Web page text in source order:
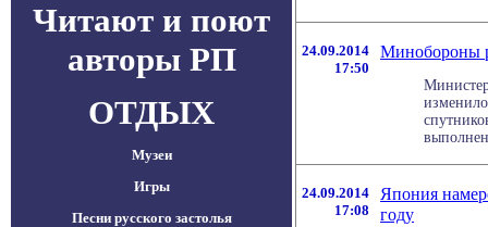
Читают и поют
авторы РП
ОТДЫХ
Музеи
Игры
Песни русского застолья
24.09.2014
17:50
Минобороны
24.09.2014
17:08
Япония
году